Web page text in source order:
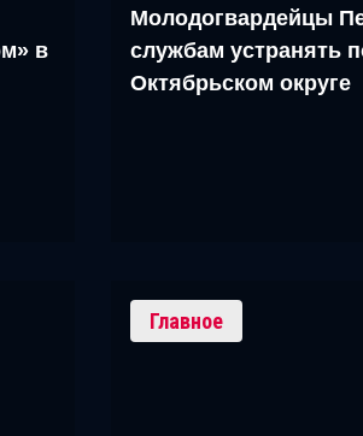
в
Молодогвардейцы
службам устранять
Октябрьском округе
Главное